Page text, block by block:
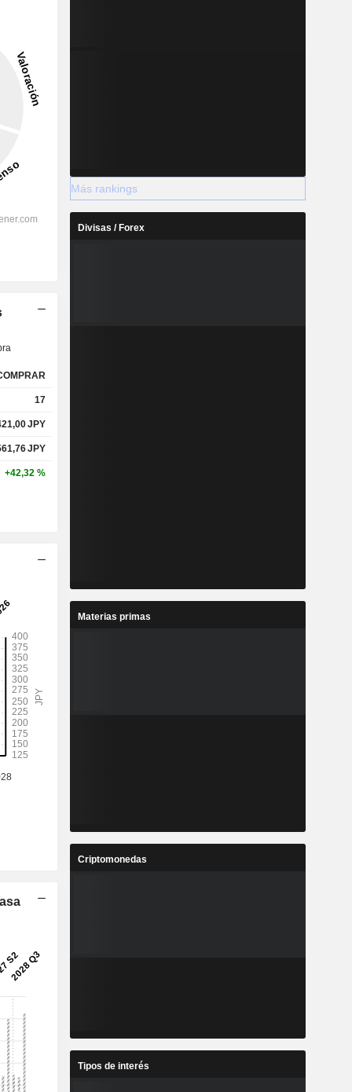
17
JPY
JPY
+42,32 %
Más rankings
Divisas / Forex
Materias primas
Criptomonedas
Tipos de interés